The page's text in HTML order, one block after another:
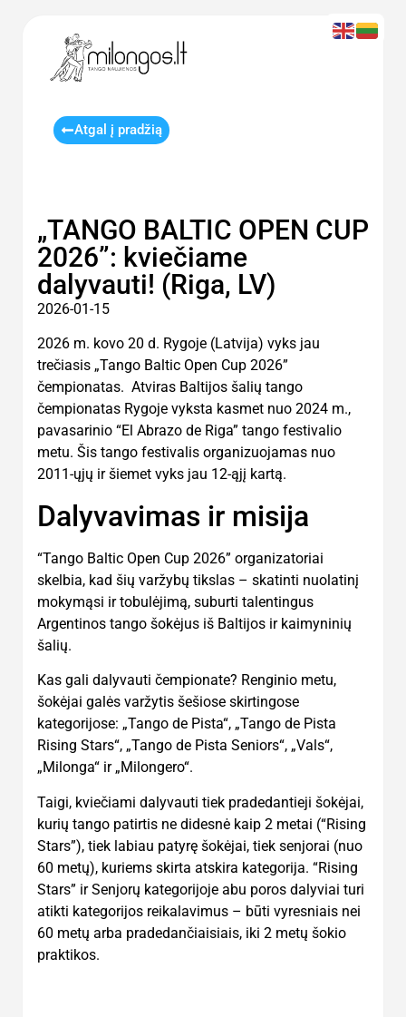
Atgal į pradžią
„TANGO BALTIC OPEN CUP
2026”: kviečiame
dalyvauti! (Riga, LV)
2026-01-15
2026 m. kovo 20 d. Rygoje (Latvija) vyks jau
trečiasis „Tango Baltic Open Cup 2026”
čempionatas. Atviras Baltijos šalių tango
čempionatas Rygoje vyksta kasmet nuo 2024 m.,
pavasarinio “El Abrazo de Riga” tango festivalio
metu. Šis tango festivalis organizuojamas nuo
2011-ųjų ir šiemet vyks jau 12-ąjį kartą.
Dalyvavimas ir misija
“Tango Baltic Open Cup 2026” organizatoriai
skelbia, kad šių varžybų tikslas – skatinti nuolatinį
mokymąsi ir tobulėjimą, suburti talentingus
Argentinos tango šokėjus iš Baltijos ir kaimyninių
šalių.
Kas gali dalyvauti čempionate? Renginio metu,
šokėjai galės varžytis šešiose skirtingose
kategorijose: „Tango de Pista“, „Tango de Pista
Rising Stars“, „Tango de Pista Seniors“, „Vals“,
„Milonga“ ir „Milongero“.
Taigi, kviečiami dalyvauti tiek pradedantieji šokėjai,
kurių tango patirtis ne didesnė kaip 2 metai (“Rising
Stars”), tiek labiau patyrę šokėjai, tiek senjorai (nuo
60 metų), kuriems skirta atskira kategorija. “Rising
Stars” ir Senjorų kategorijoje abu poros dalyviai turi
atikti kategorijos reikalavimus – būti vyresniais nei
60 metų arba pradedančiaisiais, iki 2 metų šokio
praktikos.